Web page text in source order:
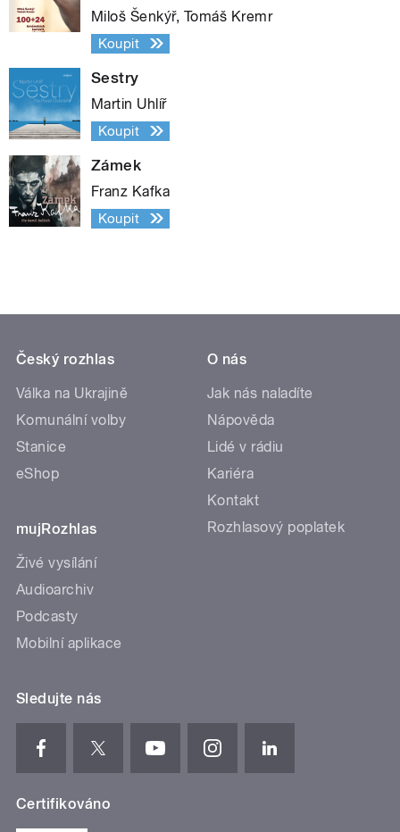
Miloš Šenkýř, Tomáš Kremr
Koupit
Sestry
Martin Uhlíř
Koupit
Zámek
Franz Kafka
Koupit
Český rozhlas
Válka na Ukrajině
Komunální volby
Stanice
eShop
mujRozhlas
Živé vysílání
Audioarchiv
Podcasty
Mobilní aplikace
O nás
Jak nás naladíte
Nápověda
Lidé v rádiu
Kariéra
Kontakt
Rozhlasový poplatek
Sledujte nás
Certifikováno